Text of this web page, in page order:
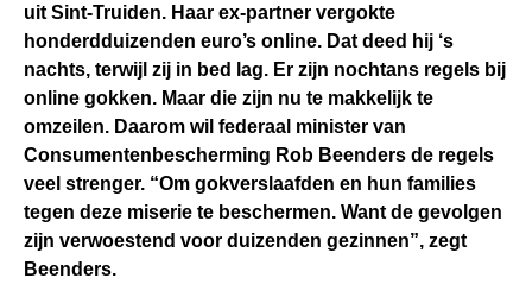
uit Sint-Truiden. Haar ex-partner vergokte
honderdduizenden euro’s online. Dat deed hij ‘s
nachts, terwijl zij in bed lag. Er zijn nochtans regels bij
online gokken. Maar die zijn nu te makkelijk te
omzeilen. Daarom wil federaal minister van
Consumentenbescherming Rob Beenders de regels
veel strenger. “Om gokverslaafden en hun families
tegen deze miserie te beschermen. Want de gevolgen
zijn verwoestend voor duizenden gezinnen”, zegt
Beenders.